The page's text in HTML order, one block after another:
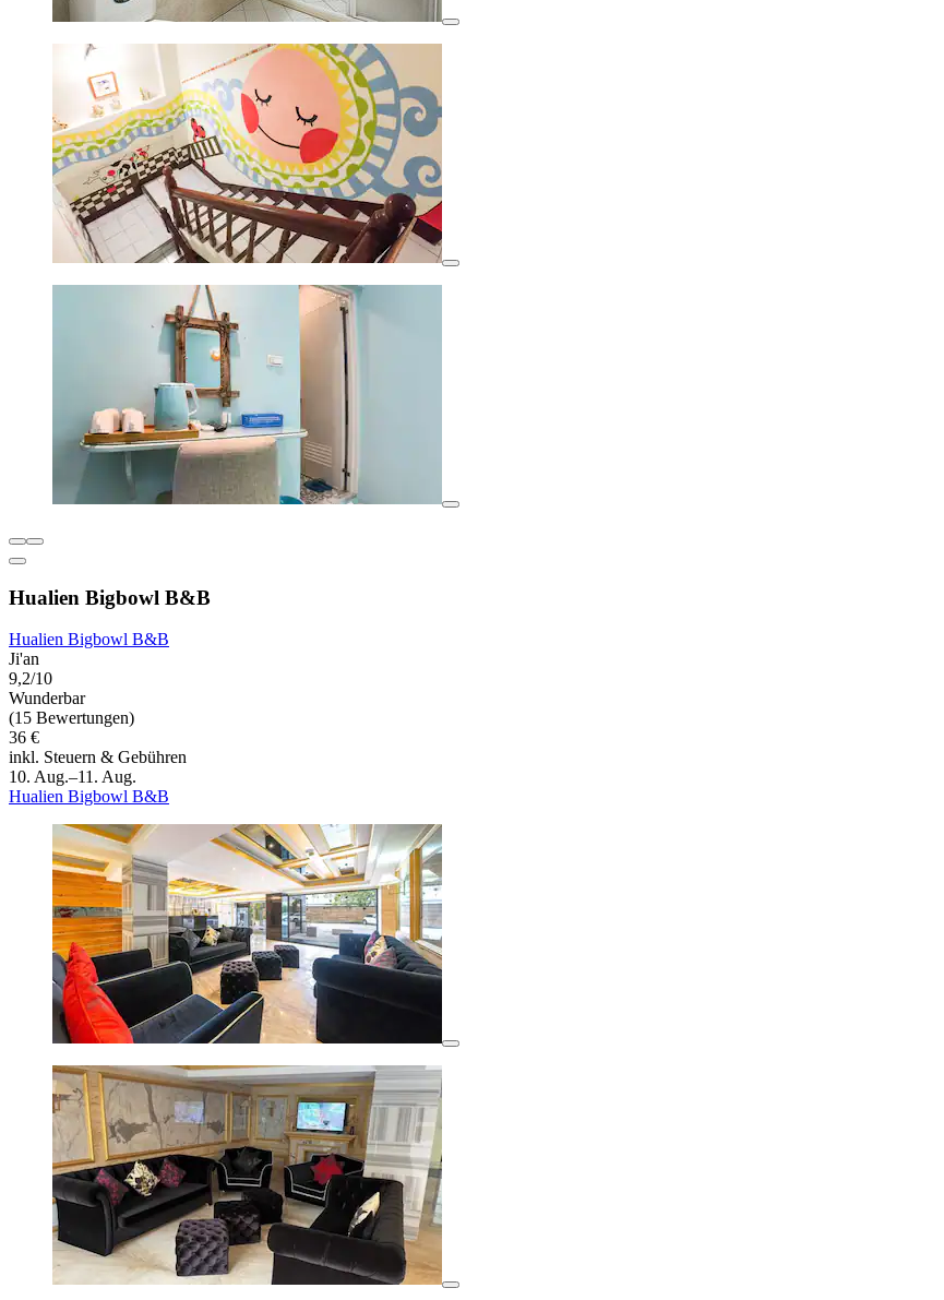
Hualien Bigbowl B&B
Hualien Bigbowl B&B
Ji'an
9,2/10
Wunderbar
(15 Bewertungen)
36 €
inkl. Steuern & Gebühren
10. Aug.–11. Aug.
Hualien Bigbowl B&B